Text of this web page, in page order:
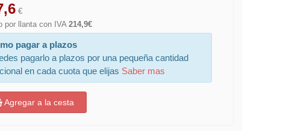
€
por llanta con IVA 214,9€
pagar a plazos
pagarlo a plazos por una pequeña cantidad
en cada cuota que elijas Saber mas
Agregar a la cesta